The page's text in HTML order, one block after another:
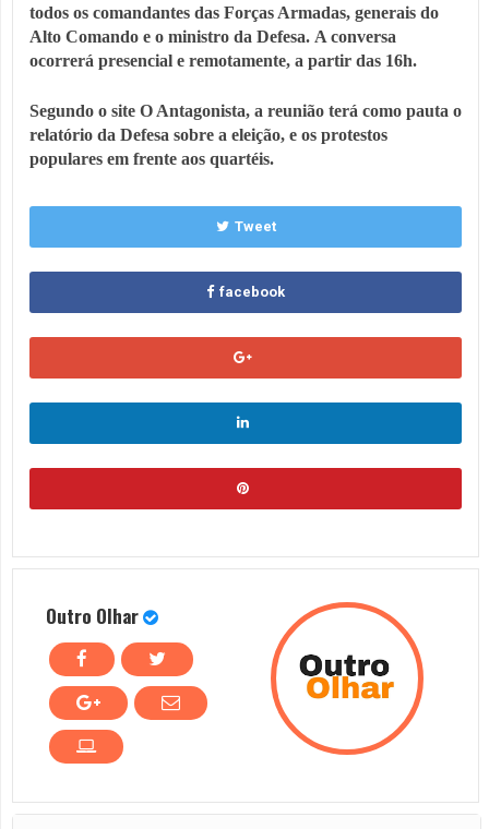
todos os comandantes das Forças Armadas, generais do
Alto Comando e o ministro da Defesa. A conversa
ocorrerá presencial e remotamente, a partir das 16h.
Segundo o site O Antagonista, a reunião terá como pauta o
relatório da Defesa sobre a eleição, e os protestos
populares em frente aos quartéis.
Tweet
facebook
Outro Olhar